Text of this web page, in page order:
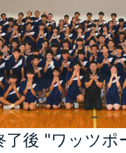
了後 "ワッツポ